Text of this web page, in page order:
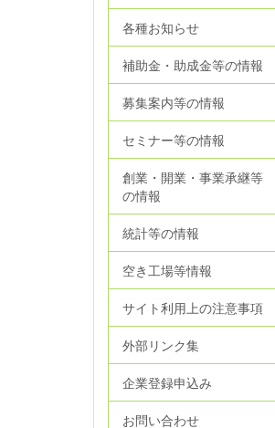
各種お知らせ
補助金・助成金等の情報
募集案内等の情報
セミナー等の情報
創業・開業・事業承継等
の情報
統計等の情報
空き工場等情報
サイト利用上の注意事項
外部リンク集
企業登録申込み
お問い合わせ